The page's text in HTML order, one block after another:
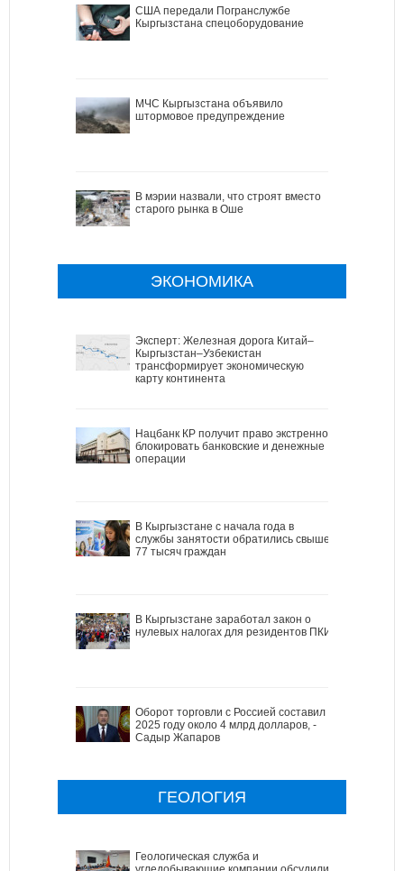
США передали Погранслужбе
Кыргызстана спецоборудование
МЧС Кыргызстана объявило
штормовое предупреждение
В мэрии назвали, что строят вместо
старого рынка в Оше
ЭКОНОМИКА
Эксперт: Железная дорога Китай–
Кыргызстан–Узбекистан
трансформирует экономическую
карту континента
Нацбанк КР получит право экстренно
блокировать банковские и денежные
операции
В Кыргызстане с начала года в
службы занятости обратились свыше
77 тысяч граждан
В Кыргызстане заработал закон о
нулевых налогах для резидентов ПКИ
Оборот торговли с Россией составил в
2025 году около 4 млрд долларов, -
Садыр Жапаров
ГЕОЛОГИЯ
Геологическая служба и